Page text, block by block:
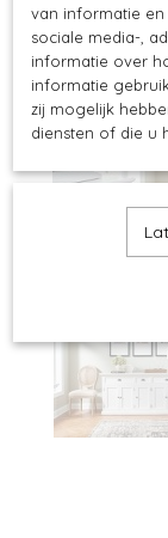
van informatie en
sociale media-,
informatie over
informatie
zij mogelijk
diensten of die u